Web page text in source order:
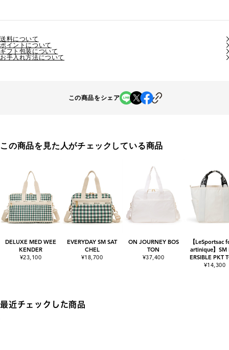
送料について
ポイントについて
ギフト包装について
お手入れ方法について
この商品をシェア
この商品を見た人がチェックしている商品
DELUXE MED WEE
KENDER
¥23,100
EVERYDAY SM SAT
CHEL
¥18,700
ON JOURNEY BOS
TON
¥37,400
【LeSportsac
artinique】SM
ERSIBLE PKT
¥14,300
最近チェックした商品